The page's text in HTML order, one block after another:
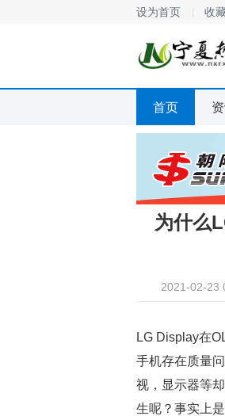
设为首页 收
首页
为什么
2021-02-23
LG Display在
手机存在质量
视，显示器等
生呢？事实上